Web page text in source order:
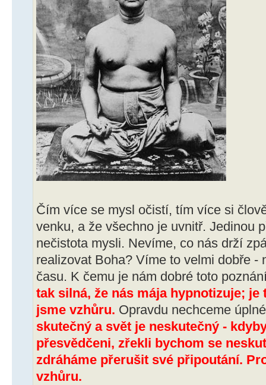
Čím více se mysl očistí, tím více si
venku, a že všechno je uvnitř. Jedinou
nečistota mysli. Nevíme, co nás drží
realizovat Boha? Víme to velmi dobře -
času. K čemu je nám dobré toto
tak silná, že nás mája hypnotizuje;
jsme vzhůru. Opravdu nechceme
skutečný a svět je neskutečný -
přesvědčeni, zřekli bychom se
zdráháme přerušit své připoutání.
vzhůru.